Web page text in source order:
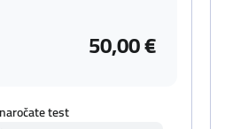
50,00 €
test